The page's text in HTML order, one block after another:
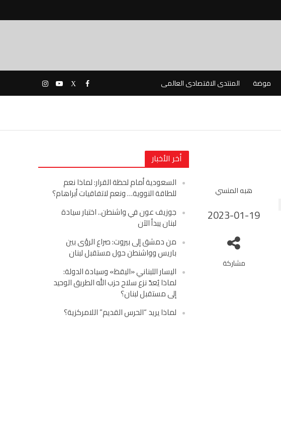
موضة المنتدى الاقتصادى العالمى
أخر الأخبار
السعودية أمام لحظة القرار: لماذا نعم
للطاقة النووية… ونعم لاتفاقيات أبراهام؟
جوزيف عون في واشنطن.. اختبار سيادة
لبنان يبدأ الآن
من دمشق إلى بيروت: صراع الرؤى بين
باريس وواشنطن حول مستقبل لبنان
اليسار اللبناني «اليقظ» وسيادة الدولة:
لماذا يُعدّ نزع سلاح حزب الله الطريق الوحيد
إلى مستقبل لبنان؟
لماذا يريد “الحرس القديم” اللامركزية؟
هبه المنسي
2023-01-19
مشاركة